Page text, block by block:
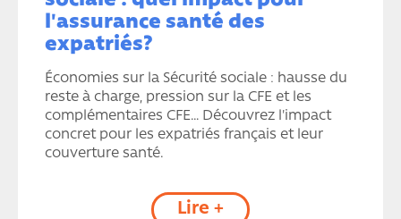
l'assurance santé des
expatriés?
Économies sur la Sécurité sociale : hausse du
reste à charge, pression sur la CFE et les
complémentaires CFE… Découvrez l'impact
concret pour les expatriés français et leur
couverture santé.
Lire +